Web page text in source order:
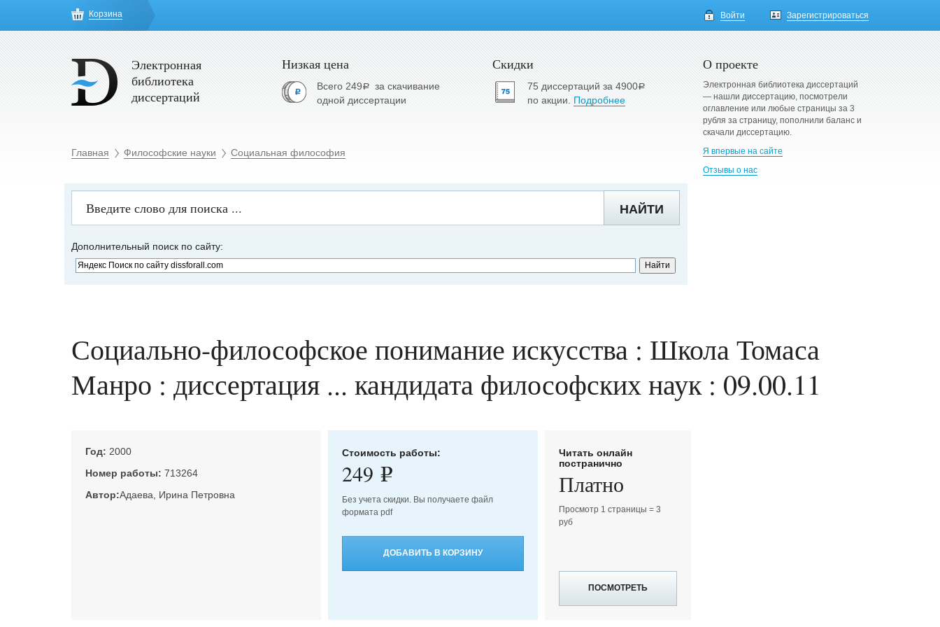
Корзина Войти Зарегистрироваться
Электронная
библиотека
диссертаций
Низкая цена
Всего 249a за скачивание
одной диссертации
Скидки
75 диссертаций за 4900a
по акции. Подробнее
Главная Философские науки Социальная философия
О проекте
Электронная библиотека диссертаций
— нашли диссертацию, посмотрели
оглавление или любые страницы за 3
рубля за страницу, пополнили баланс и
скачали диссертацию.
Я впервые на сайте
Отзывы о нас
НАЙТИ
Дополнительный поиск по сайту:
Социально-философское понимание искусства : Школа Томаса
Манро : диссертация ... кандидата философских наук : 09.00.11
Год: 2000
Номер работы: 713264
Автор:Адаева, Ирина Петровна
Стоимость работы:
249 e
Без учета скидки. Вы получаете файл
формата pdf
ДОБАВИТЬ В КОРЗИНУ
Читать онлайн
постранично
Платно
Просмотр 1 страницы = 3
руб
ПОСМОТРЕТЬ